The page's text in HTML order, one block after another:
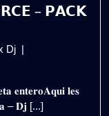
– 𝗣𝗔𝗖𝗞
Dj 𝗠𝗨𝗦𝗜𝗖𝗔
𝗙𝗢𝗥𝗖𝗘
–
|
𝐞𝐧𝐭𝐞𝐫𝐨𝐀𝐪𝐮𝐢 𝐥𝐞𝐬
– 𝐃𝐣 [...]